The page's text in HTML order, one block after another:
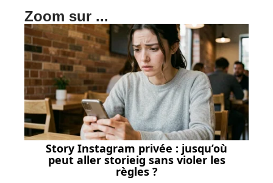
Zoom sur ...
Story Instagram privée : jusqu’où
peut aller storieig sans violer les
règles ?